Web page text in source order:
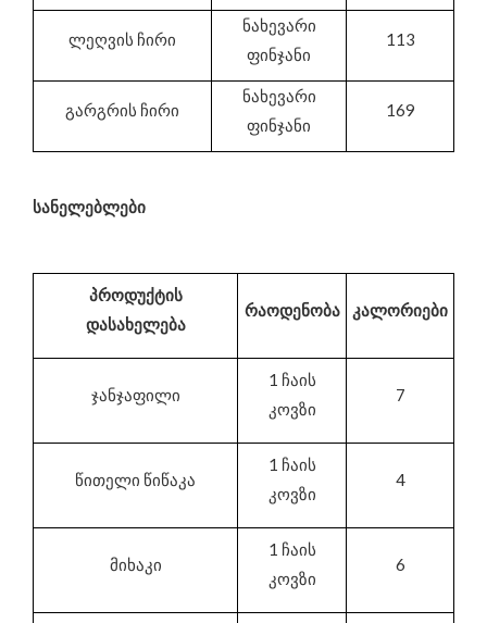
ლეღვის ჩირი
ნახევარი
ფინჯანი
113
გარგრის ჩირი
ნახევარი
ფინჯანი
169
სანელებლები
პროდუქტის
დასახელება
რაოდენობა კალორიები
ჯანჯაფილი
1 ჩაის
კოვზი
7
წითელი წიწაკა
1 ჩაის
კოვზი
4
მიხაკი
1 ჩაის
კოვზი
6